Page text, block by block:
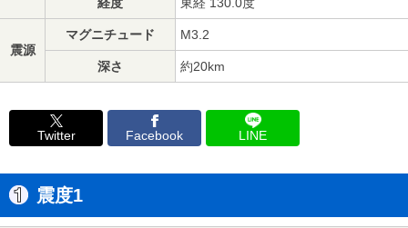
震源
マグニチュード M3.2
深さ 約20km
Twitter Facebook LINE
震度1